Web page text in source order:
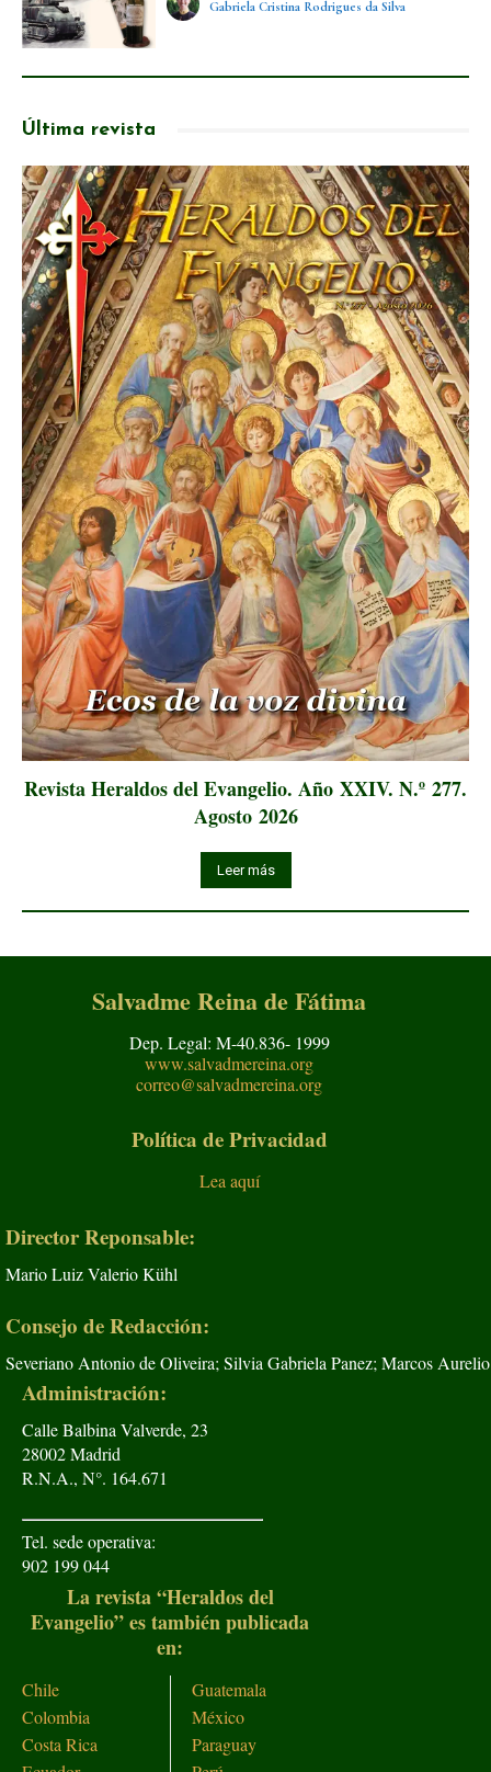
Gabriela Cristina Rodrigues da Silva
Última revista
Revista Heraldos del Evangelio. Año XXIV. N.º 277.
Agosto 2026
Leer más
Salvadme Reina de Fátima
Dep. Legal: M-40.836- 1999
www.salvadmereina.org
correo@salvadmereina.org
Política de Privacidad
Lea aquí
Director Reponsable:
Mario Luiz Valerio Kühl
Consejo de Redacción:
Severiano Antonio de Oliveira; Silvia Gabriela Panez; Marcos
Administración:
Calle Balbina Valverde, 23
28002 Madrid
R.N.A., N°. 164.671
Tel. sede operativa:
902 199 044
La revista “Heraldos del
Evangelio” es también publicada
en:
Chile
Colombia
Costa Rica
Guatemala
México
Paraguay